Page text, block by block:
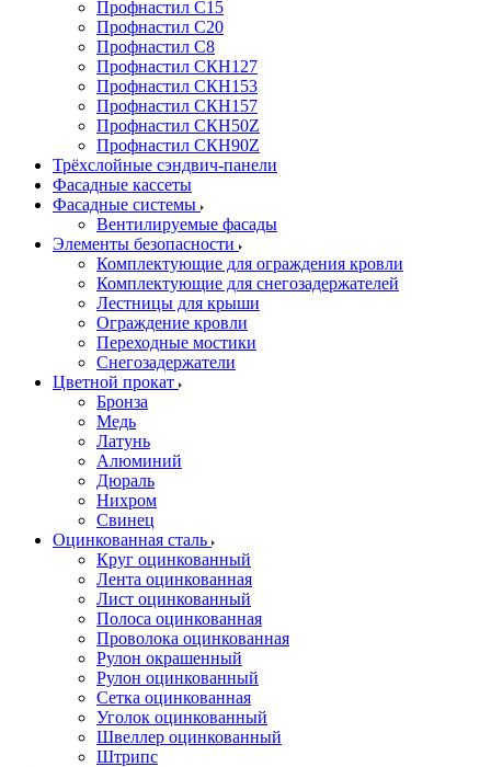
Профнастил С15
Профнастил С20
Профнастил С8
Профнастил СКН127
Профнастил СКН153
Профнастил СКН157
Профнастил СКН50Z
Профнастил СКН90Z
Трёхслойные сэндвич-панели
Фасадные кассеты
Фасадные системы
Вентилируемые фасады
Элементы безопасности
Комплектующие для ограждения кровли
Комплектующие для снегозадержателей
Лестницы для крыши
Ограждение кровли
Переходные мостики
Снегозадержатели
Цветной прокат
Бронза
Медь
Латунь
Алюминий
Дюраль
Нихром
Свинец
Оцинкованная сталь
Круг оцинкованный
Лента оцинкованная
Лист оцинкованный
Полоса оцинкованная
Проволока оцинкованная
Рулон окрашенный
Рулон оцинкованный
Сетка оцинкованная
Уголок оцинкованный
Швеллер оцинкованный
Штрипс